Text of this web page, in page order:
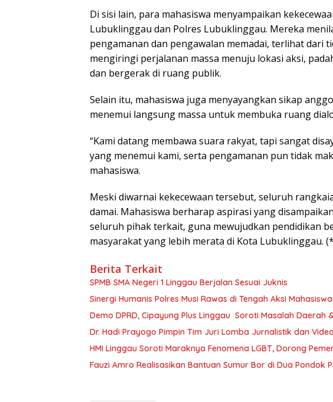
Di sisi lain, para mahasiswa menyampaikan
Lubuklinggau dan Polres Lubuklinggau. Mereka
pengamanan dan pengawalan memadai, terlihat dari
mengiringi perjalanan massa menuju lokasi aksi,
dan bergerak di ruang publik.
Selain itu, mahasiswa juga menyayangkan sikap
menemui langsung massa untuk membuka ruang
“Kami datang membawa suara rakyat, tapi sangat
yang menemui kami, serta pengamanan pun tidak
mahasiswa.
Meski diwarnai kekecewaan tersebut, seluruh
damai. Mahasiswa berharap aspirasi yang
seluruh pihak terkait, guna mewujudkan pendidikan
masyarakat yang lebih merata di Kota Lubuklinggau.
Berita Terkait
SPMB SMA Negeri 1 Linggau Berjalan Sesuai Juknis
Sinergi Humanis Polres Musi Rawas di Tengah Aksi Mahasiswa
Demo DPRD, Cipayung Plus Linggau Soroti Masalah Daerah
Dr. Hadi Prayogo Pimpin Tim Juri Lomba Jurnalistik dan
HMI Linggau Soroti Maraknya Fenomena LGBT, Dorong
Fauzi Amro Realisasikan Bantuan Sumur Bor di Dua Pondok